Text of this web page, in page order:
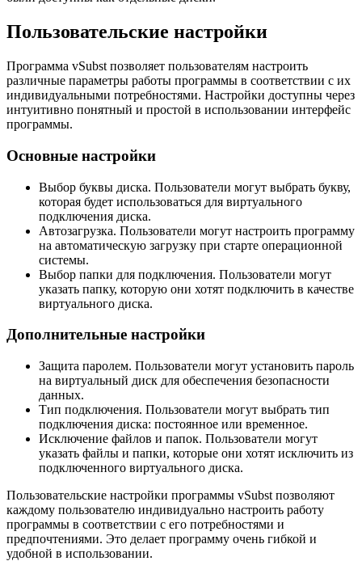
Пользовательские настройки
Программа vSubst позволяет пользователям настроить
различные параметры работы программы в соответствии с их
индивидуальными потребностями. Настройки доступны через
интуитивно понятный и простой в использовании интерфейс
программы.
Основные настройки
Выбор буквы диска. Пользователи могут выбрать букву,
которая будет использоваться для виртуального
подключения диска.
Автозагрузка. Пользователи могут настроить программу
на автоматическую загрузку при старте операционной
системы.
Выбор папки для подключения. Пользователи могут
указать папку, которую они хотят подключить в качестве
виртуального диска.
Дополнительные настройки
Защита паролем. Пользователи могут установить пароль
на виртуальный диск для обеспечения безопасности
данных.
Тип подключения. Пользователи могут выбрать тип
подключения диска: постоянное или временное.
Исключение файлов и папок. Пользователи могут
указать файлы и папки, которые они хотят исключить из
подключенного виртуального диска.
Пользовательские настройки программы vSubst позволяют
каждому пользователю индивидуально настроить работу
программы в соответствии с его потребностями и
предпочтениями. Это делает программу очень гибкой и
удобной в использовании.